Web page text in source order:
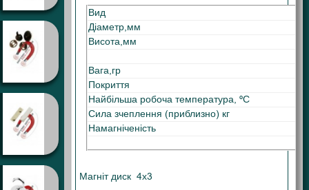
Вид
Діаметр,мм
Висота,мм
Вага,гр
Покриття
Найбільша робоча температура, ºС
Сила зчеплення (приблизно) кг
Намагніченість
Магніт диск 4х3